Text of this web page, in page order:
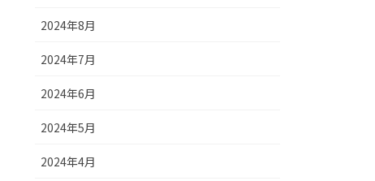
2024年8月
2024年7月
2024年6月
2024年5月
2024年4月